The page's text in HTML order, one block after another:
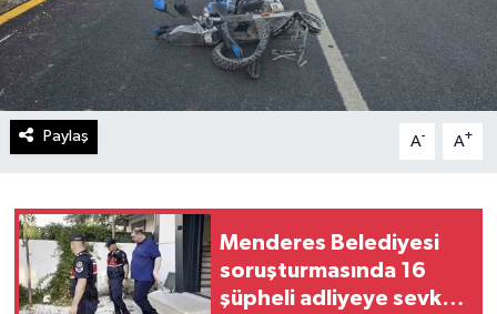
Paylaş A- A+
Menderes Belediyesi
soruşturmasında 16
şüpheli adliyeye sevk